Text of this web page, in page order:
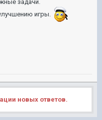
задачи.
игры.
новых ответов.